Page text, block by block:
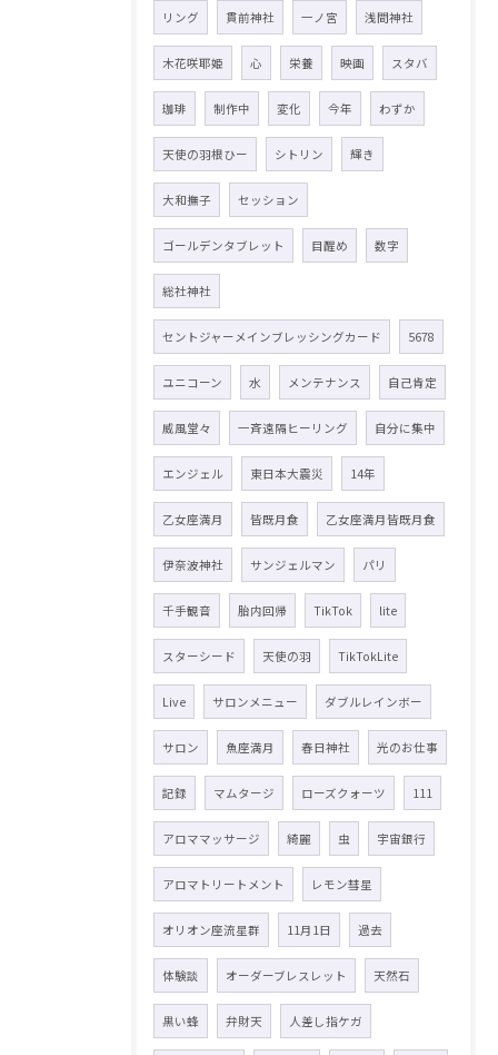
リング 貫前神社 一ノ宮 浅間神社
木花咲耶姫 心 栄養 映画 スタバ
珈琲 制作中 変化 今年 わずか
天使の羽根ひー シトリン 輝き
大和撫子 セッション
ゴールデンタブレット 目醒め 数字
総社神社
セントジャーメインブレッシングカード 5678
ユニコーン 水 メンテナンス 自己肯定
威風堂々 一斉遠隔ヒーリング 自分に集中
エンジェル 東日本大震災 14年
乙女座満月 皆既月食 乙女座満月皆既月食
伊奈波神社 サンジェルマン パリ
千手観音 胎内回帰 TikTok lite
スターシード 天使の羽 TikTokLite
Live サロンメニュー ダブルレインボー
サロン 魚座満月 春日神社 光のお仕事
記録 マムタージ ローズクォーツ 111
アロママッサージ 綺麗 虫 宇宙銀行
アロマトリートメント レモン彗星
オリオン座流星群 11月1日 過去
体験談 オーダーブレスレット 天然石
黒い蜂 弁財天 人差し指ケガ